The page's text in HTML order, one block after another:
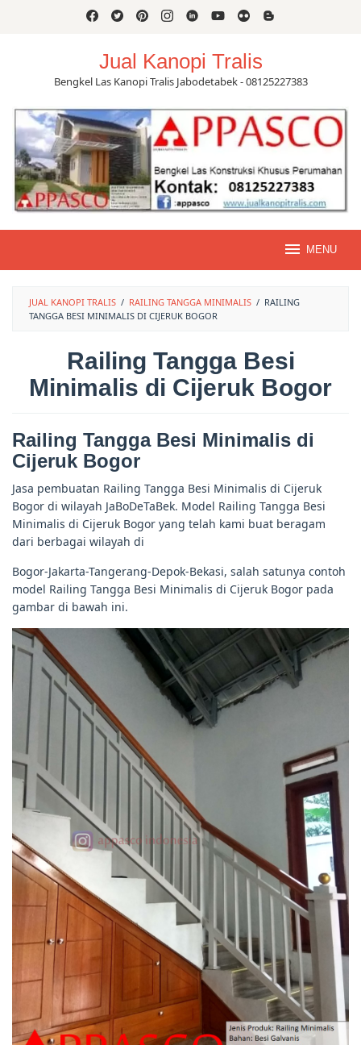
Jual Kanopi Tralis
Bengkel Las Kanopi Tralis Jabodetabek - 08125227383
MENU
JUAL KANOPI TRALIS / RAILING TANGGA MINIMALIS / RAILING
TANGGA BESI MINIMALIS DI CIJERUK BOGOR
Railing Tangga Besi
Minimalis di Cijeruk Bogor
Railing Tangga Besi Minimalis di
Cijeruk Bogor
Jasa pembuatan Railing Tangga Besi Minimalis di Cijeruk
Bogor di wilayah JaBoDeTaBek. Model Railing Tangga Besi
Minimalis di Cijeruk Bogor yang telah kami buat beragam
dari berbagai wilayah di
Bogor-Jakarta-Tangerang-Depok-Bekasi, salah satunya contoh
model Railing Tangga Besi Minimalis di Cijeruk Bogor pada
gambar di bawah ini.